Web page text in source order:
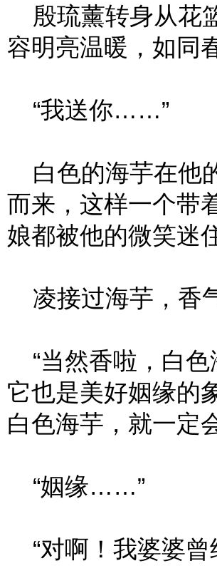
殷琉薰转身从花
容明亮温暖，如同
“我送你……”
白色的海芋在他
而来，这样一个带
娘都被他的微笑迷
凌接过海芋，香
“当然香啦，白色
它也是美好姻缘的
白色海芋，就一定
“姻缘……”
“对啊！我婆婆曾